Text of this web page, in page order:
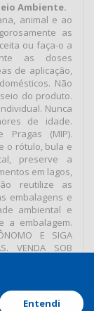
Ambiente.
animal e ao
as
ou faça-o a
as doses
de aplicação,
Não
do produto.
Nunca
de idade.
(MIP).
o rótulo, bula e
preserve a
em lagos,
reutilize as
embalagens e
ambiental e
a embalagem.
E SIGA
VENDA SOB
Privacidade
Entendi